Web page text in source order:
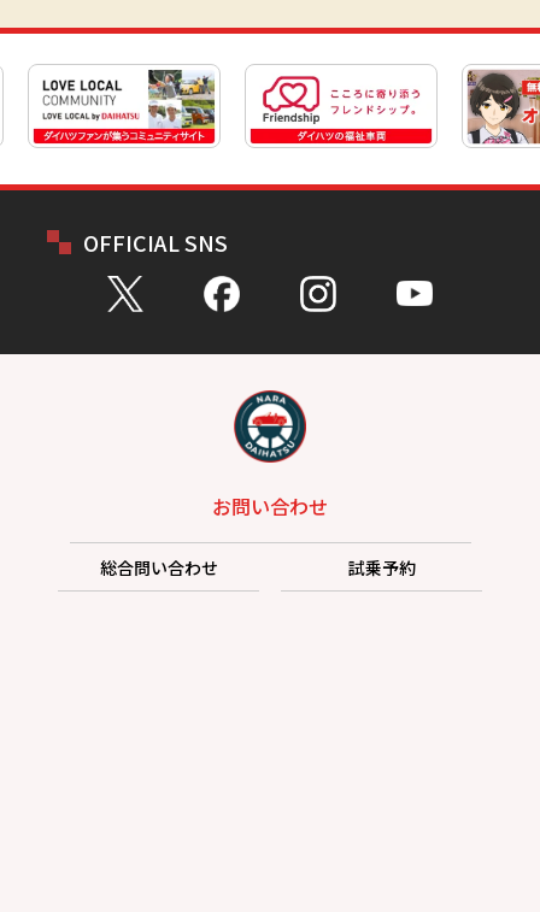
OFFICIAL SNS
お問い合わせ
総合問い合わせ
試乗予約